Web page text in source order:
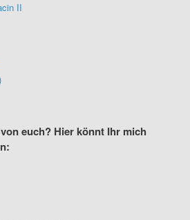
II
euch? Hier könnt Ihr mich